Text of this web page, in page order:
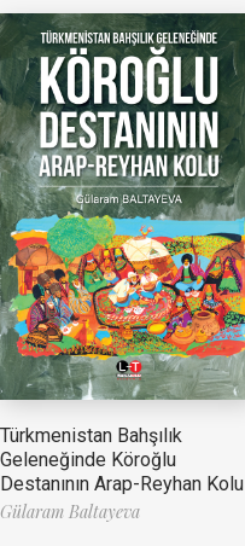
Türkmenistan Bahşılık
Geleneğinde Köroğlu
Destanının Arap-Reyhan Kolu
Gülaram Baltayeva